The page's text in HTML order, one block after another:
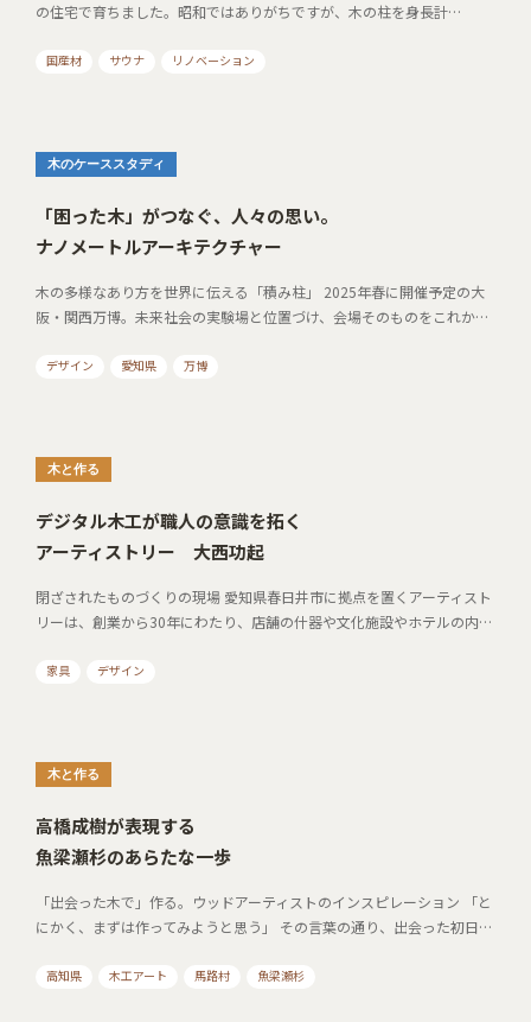
の住宅で育ちました。昭和ではありがちですが、木の柱を身長計…
国産材 サウナ リノベーション
木のケーススタディ
「困った木」がつなぐ、人々の思い。
ナノメートルアーキテクチャー
木の多様なあり方を世界に伝える「積み柱」 2025年春に開催予定の大
阪・関西万博。未来社会の実験場と位置づけ、会場そのものをこれか…
デザイン 愛知県 万博
木と作る
デジタル木工が職人の意識を拓く
アーティストリー 大西功起
閉ざされたものづくりの現場 愛知県春日井市に拠点を置くアーティスト
リーは、創業から30年にわたり、店舗の什器や文化施設やホテルの内…
家具 デザイン
木と作る
高橋成樹が表現する
魚梁瀬杉のあらたな一歩
「出会った木で」作る。ウッドアーティストのインスピレーション 「と
にかく、まずは作ってみようと思う」 その言葉の通り、出会った初日…
高知県 木工アート 馬路村 魚梁瀬杉